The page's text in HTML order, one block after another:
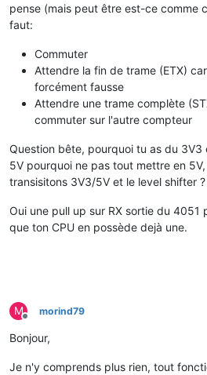
pense (mais peut être est-ce comme
faut:
Commuter
Attendre la fin de trame (ETX)
forcément fausse
Attendre une trame complète
commuter sur l'autre compteur
Question bête, pourquoi tu as du 3V3
5V pourquoi ne pas tout mettre en
transisitons 3V3/5V et le level shifter ?
Oui une pull up sur RX sortie du 4051
que ton CPU en possède dejà une.
M
Offline
morind79
Bonjour,
Je n'y comprends plus rien, tout